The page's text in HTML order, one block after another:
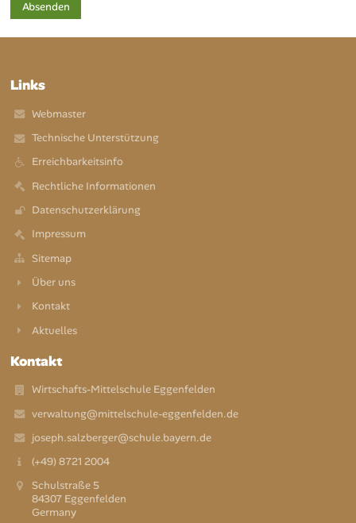
Links
Webmaster
Technische Unterstützung
Erreichbarkeitsinfo
Rechtliche Informationen
Datenschutzerklärung
Impressum
Sitemap
Über uns
Kontakt
Aktuelles
Kontakt
Wirtschafts-Mittelschule Eggenfelden
verwaltung@mittelschule-eggenfelden.de
joseph.salzberger@schule.bayern.de
(+49) 8721 2004
Schulstraße 5
84307 Eggenfelden
Germany